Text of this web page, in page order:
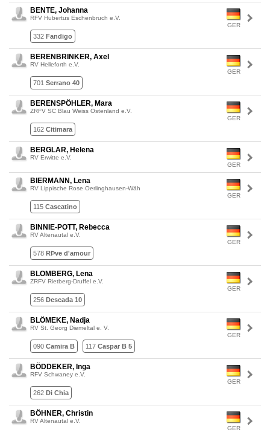
GER
BENTE, Johanna
RFV Hubertus Eschenbruch e.V.
332 Fandigo
GER
BERENBRINKER, Axel
RV Helleforth e.V.
701 Serrano 40
GER
BERENSPÖHLER, Mara
ZRFV SC Blau Weiss Ostenland e.V.
162 Citimara
GER
BERGLAR, Helena
RV Erwitte e.V.
GER
BIERMANN, Lena
RV Lippische Rose Oerlinghausen-Wäh
115 Cascatino
GER
BINNIE-POTT, Rebecca
RV Altenautal e.V.
578 RÞve d'amour
GER
BLOMBERG, Lena
ZRFV Rietberg-Druffel e.V.
256 Descada 10
GER
BLÖMEKE, Nadja
RV St. Georg Diemeltal e. V.
090 Camira B 117 Caspar B 5
GER
BÖDDEKER, Inga
RFV Schwaney e.V.
262 Di Chia
GER
BÖHNER, Christin
RV Altenautal e.V.